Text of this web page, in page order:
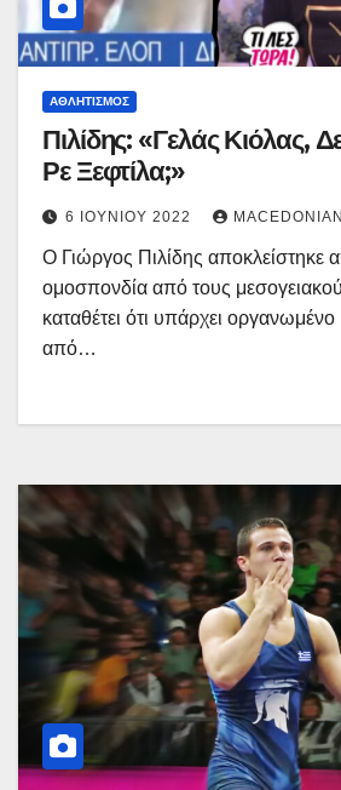
ΑΘΛΗΤΙΣΜΌΣ
Πιλίδης: «Γελάς Κιόλας,
Ρε Ξεφτίλα;»
6 ΙΟΥΝΊΟΥ 2022
Ο Γιώργος Πιλίδης αποκλείστηκε
ομοσπονδία από τους
καταθέτει ότι υπάρχει
από…